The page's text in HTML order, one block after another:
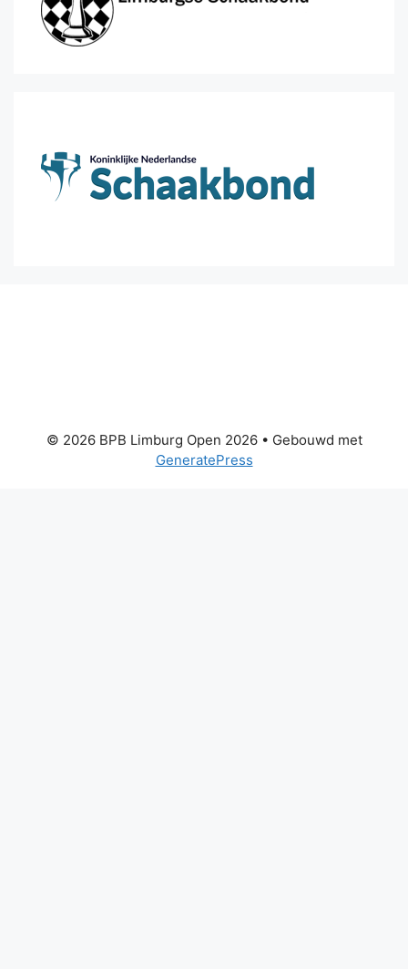
© 2026 BPB Limburg Open 2026• Gebouwd met
GeneratePress